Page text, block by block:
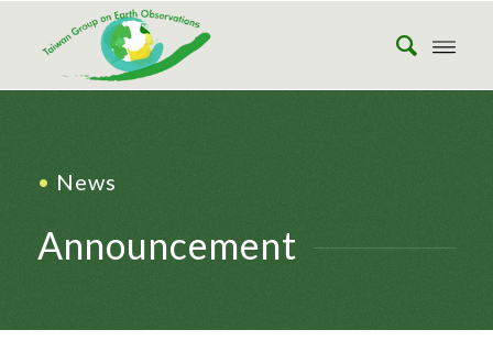
• News
Announcement